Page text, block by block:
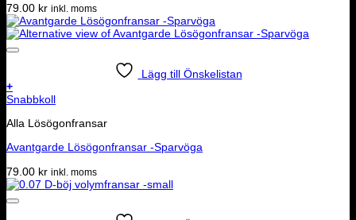
79.00 kr inkl. moms
Lägg till Önskelistan
+
Snabbkoll
Alla Lösögonfransar
Avantgarde Lösögonfransar -Sparvöga
79.00 kr inkl. moms